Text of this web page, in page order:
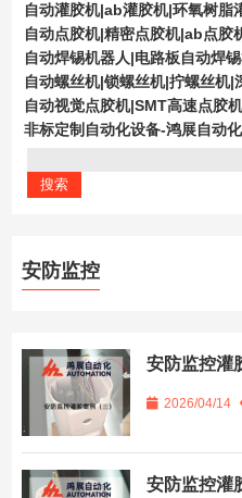
自动灌胶机|ab灌胶机|环氧树脂
自动点胶机|精密点胶机|ab点胶
自动焊锡机器人|电路板自动焊
自动螺丝机|锁螺丝机|拧螺丝机|
自动视觉点胶机|SMT高速点胶
非标定制自动化设备-鸿展自动化
安防监控
安防监控灌
2026/04/14
安防监控灌